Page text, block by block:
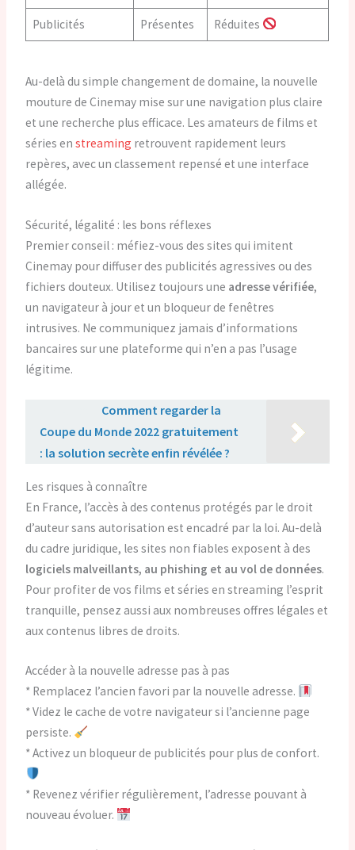
Publicités Présentes Réduites
Au-delà du simple changement de domaine, la nouvelle
mouture de Cinemay mise sur une navigation plus claire
et une recherche plus efficace. Les amateurs de films et
séries enstreaming retrouvent rapidement leurs
repères, avec un classement repensé et une interface
allégée.
Sécurité, légalité : les bons réflexes
Premier conseil : méfiez-vous des sites qui imitent
Cinemay pour diffuser des publicités agressives ou des
fichiers douteux. Utilisez toujours une adresse vérifiée,
un navigateur à jour et un bloqueur de fenêtres
intrusives. Ne communiquez jamais d’informations
bancaires sur une plateforme qui n’en a pas l’usage
légitime.
Comment regarder la
Coupe du Monde 2022 gratuitement
: la solution secrète enfin révélée ?
Les risques à connaître
En France, l’accès à des contenus protégés par le droit
d’auteur sans autorisation est encadré par la loi. Au-delà
du cadre juridique, les sites non fiables exposent à des
logiciels malveillants, au phishing et au vol de données.
Pour profiter de vos films et séries en streaming l’esprit
tranquille, pensez aussi aux nombreuses offres légales et
aux contenus libres de droits.
Accéder à la nouvelle adresse pas à pas
* Remplacez l’ancien favori par la nouvelle adresse.
* Videz le cache de votre navigateur si l’ancienne page
persiste.
* Activez un bloqueur de publicités pour plus de confort.
* Revenez vérifier régulièrement, l’adresse pouvant à
nouveau évoluer.